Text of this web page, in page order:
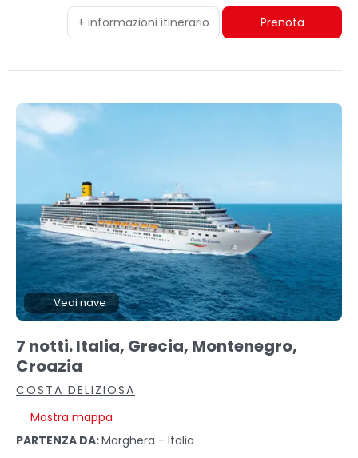
+ informazioni itinerario Prenota
Vedi nave
7 notti. Italia, Grecia, Montenegro,
Croazia
COSTA DELIZIOSA
Mostra mappa
PARTENZA DA:Marghera - Italia